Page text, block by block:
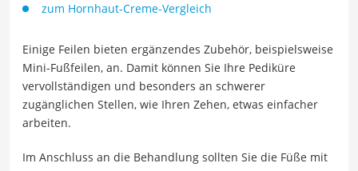
zum Hornhaut-Creme-Vergleich
Einige Feilen bieten ergänzendes Zubehör, beispielsweise
Mini-Fußfeilen, an. Damit können Sie Ihre Pediküre
vervollständigen und besonders an schwerer
zugänglichen Stellen, wie Ihren Zehen, etwas einfacher
arbeiten.
Im Anschluss an die Behandlung sollten Sie die Füße mit